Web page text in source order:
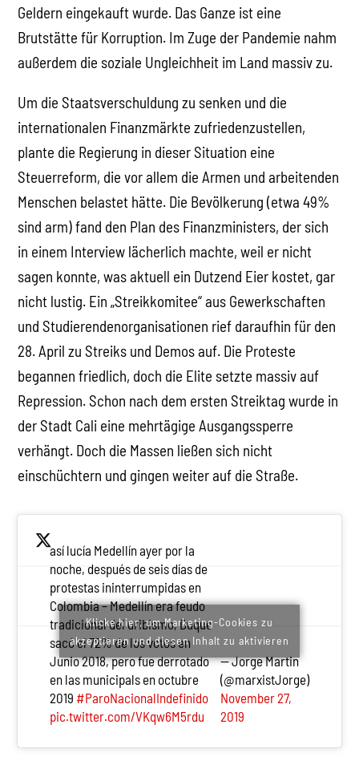
Geldern eingekauft wurde. Das Ganze ist eine
Brutstätte für Korruption. Im Zuge der Pandemie nahm
außerdem die soziale Ungleichheit im Land massiv zu.
Um die Staatsverschuldung zu senken und die
internationalen Finanzmärkte zufriedenzustellen,
plante die Regierung in dieser Situation eine
Steuerreform, die vor allem die Armen und arbeitenden
Menschen belastet hätte. Die Bevölkerung (etwa 49%
sind arm) fand den Plan des Finanzministers, der sich
in einem Interview lächerlich machte, weil er nicht
sagen konnte, was aktuell ein Dutzend Eier kostet, gar
nicht lustig. Ein „Streikkomitee“ aus Gewerkschaften
und Studierendenorganisationen rief daraufhin für den
28. April zu Streiks und Demos auf. Die Proteste
begannen friedlich, doch die Elite setzte massiv auf
Repression. Schon nach dem ersten Streiktag wurde in
der Stadt Cali eine mehrtägige Ausgangssperre
verhängt. Doch die Massen ließen sich nicht
einschüchtern und gingen weiter auf die Straße.
así lucía Medellín ayer por la
noche, después de seis días de
protestas ininterrumpidas en
Colombia – Medellín era feudo
tradicional del uribismo, Duque
sacó el 72% de los votos en
Junio 2018, pero fue derrotado
en las municipals en octubre
2019 #ParoNacionalIndefinido
pic.twitter.com/VKqw6M5rdu
— Jorge Martin
(@marxistJorge)
November 27,
2019
Klicke hier, um Marketing-Cookies zu
akzeptieren und diesen Inhalt zu aktivieren